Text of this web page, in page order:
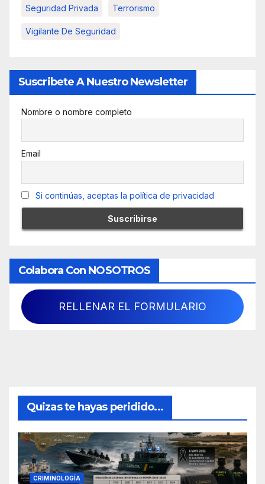
Seguridad Privada Terrorismo
Vigilante De Seguridad
Suscribete A Nuestro Newsletter
Nombre o nombre completo
Email
Si continúas, aceptas la política de privacidad
Colabora Con NOSOTROS
RELLENAR EL FORMULARIO
Quizas te hayas peridido...
CRIMINOLOGÍA